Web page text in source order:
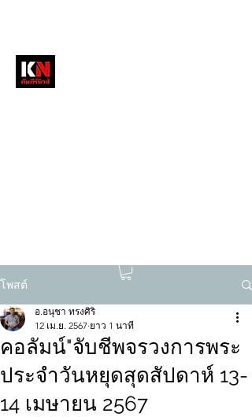
โพสต์
คอลัมน์"จับชีพจรวงการพระ
ประจำวันหยุดสุดสัปดาห์ 13-
14 เมษายน 2567
อ.อนุชา ทรงศิริ
12 เม.ย. 2567 ยาว 1 นาที